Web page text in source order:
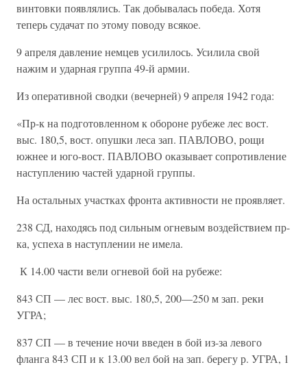
винтовки появлялись. Так добывалась победа. Хотя
теперь судачат по этому поводу всякое.
9 апреля давление немцев усилилось. Усилила свой
нажим и ударная группа 49-й армии.
Из оперативной сводки (вечерней) 9 апреля 1942 года:
«Пр-к на подготовленном к обороне рубеже лес вост.
выс. 180,5, вост. опушки леса зап. ПАВЛОВО, рощи
южнее и юго-вост. ПАВЛОВО оказывает сопротивление
наступлению частей ударной группы.
На остальных участках фронта активности не проявляет.
238 СД, находясь под сильным огневым воздействием пр-
ка, успеха в наступлении не имела.
К 14.00 части вели огневой бой на рубеже:
843 СП — лес вост. выс. 180,5, 200—250 м зап. реки
УГРА;
837 СП — в течение ночи введен в бой из-за левого
фланга 843 СП и к 13.00 вел бой на зап. берегу р. УГРА, 1